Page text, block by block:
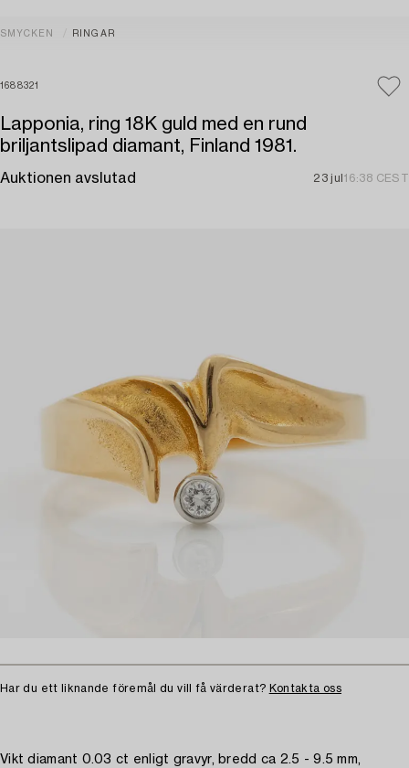
SMYCKEN RINGAR
1688321
Lapponia, ring 18K guld med en rund
briljantslipad diamant, Finland 1981.
Auktionen avslutad 23 jul 16:38 CEST
Har du ett liknande föremål du vill få värderat? Kontakta oss
Vikt diamant 0.03 ct enligt gravyr, bredd ca 2.5 - 9.5 mm,